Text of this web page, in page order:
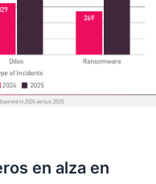
en alza en